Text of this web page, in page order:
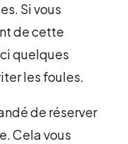
Si vous
de cette
quelques
les foules.
de réserver
Cela vous